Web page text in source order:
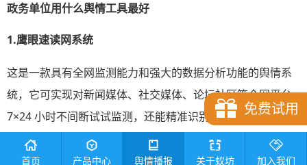
政务单位用什么舆情工具最好
1.鹰眼速读网系统
这是一款具有全网监测能力和强大的数据分析功能的舆情系
统，它可实现对新闻媒体、社交媒体、论坛社区等全网平台
7×24 小时不间断试试监测，还能精准识别各类信息，深入剖
析舆情背后的情感倾向、传播路径以及发展趋势，并以直观
的可视化图表呈现，辅助政务单位快速决策。同时，还能自
免费试用
首页 产品中心 舆情播报 关于蚁坊 加入我们